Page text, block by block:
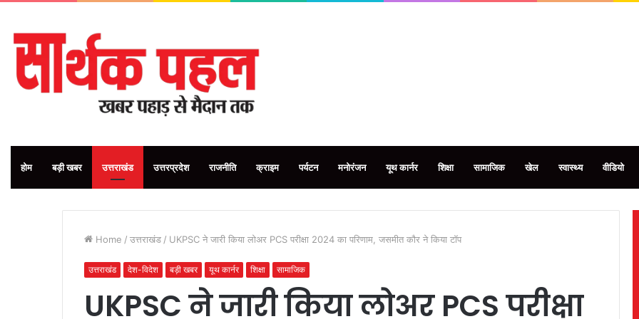
होम बड़ी खबर उत्तराखंड उत्तरप्रदेश राजनीति क्राइम पर्यटन मनोरंजन यूथ कार्नर शिक्षा सामाजिक खेल स्वास्थ्य वीडियो
Home / उत्तराखंड / UKPSC ने जारी किया लोअर PCS परीक्षा 2024 का परिणाम, जसमीत कौर ने किया टॉप
उत्तराखंड देश-विदेश बड़ी खबर यूथ कार्नर शिक्षा सामाजिक
UKPSC ने जारी किया लोअर PCS परीक्षा